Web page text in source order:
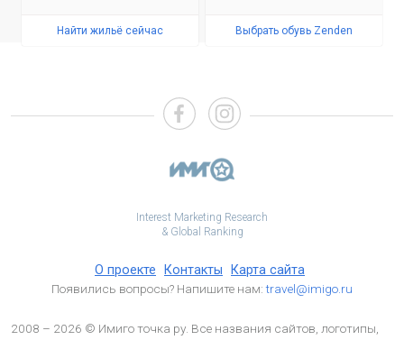
Найти жильё сейчас Выбрать обувь Zenden
Interest Marketing Research
& Global Ranking
О проекте Контакты Карта сайта
Появились вопросы? Напишите нам:travel@imigo.ru
2008 – 2026 © Имиго точка ру. Все названия сайтов, логотипы,